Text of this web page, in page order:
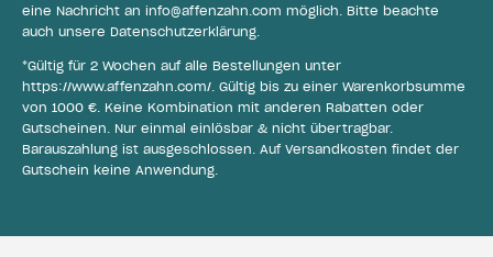
eine Nachricht an info@affenzahn.com möglich. Bitte beachte
auch unsere Datenschutzerklärung.
*Gültig für 2 Wochen auf alle Bestellungen unter
https://www.affenzahn.com/. Gültig bis zu einer Warenkorbsumme
von 1000 €. Keine Kombination mit anderen Rabatten oder
Gutscheinen. Nur einmal einlösbar & nicht übertragbar.
Barauszahlung ist ausgeschlossen. Auf Versandkosten findet der
Gutschein keine Anwendung.